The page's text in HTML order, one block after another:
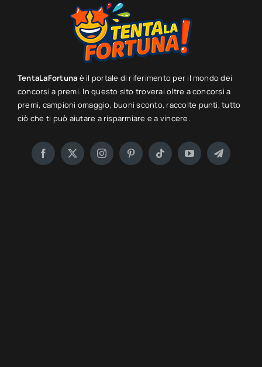
TentaLaFortuna è il portale di riferimento per il mondo dei
concorsi a premi. In questo sito troverai oltre a concorsi a
premi, campioni omaggio, buoni sconto, raccolte punti, tutto
ciò che ti può aiutare a risparmiare e a vincere.